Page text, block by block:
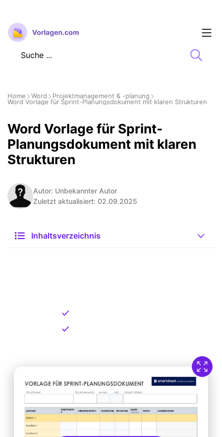
Zum
Inhalt
springen
Home Word
Projektmanagement & -planung
Word Vorlage für Sprint-Planungsdokument mit klaren Strukturen
Word Vorlage für Sprint-
Planungsdokument mit klaren
Strukturen
Autor: Unbekannter Autor
Zuletzt aktualisiert: 02.09.2025
Inhaltsverzeichnis